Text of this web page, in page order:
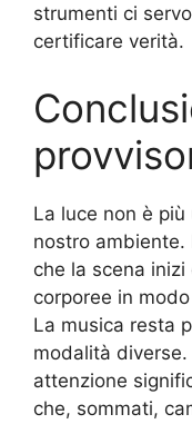
strumenti ci
certificare verità.
La luce non è
nostro ambiente.
che la scena
corporee in
La musica resta
modalità
attenzione
che, sommati,